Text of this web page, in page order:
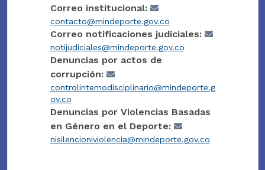
Correo institucional:
contacto@mindeporte.gov.co
Correo notificaciones judiciales:
notijudiciales@mindeporte.gov.co
Denuncias por actos de
corrupción:
controlinternodisciplinario@mindeporte.g
ov.co
Denuncias por Violencias Basadas
en Género en el Deporte:
nisilencioniviolencia@mindeporte.gov.co